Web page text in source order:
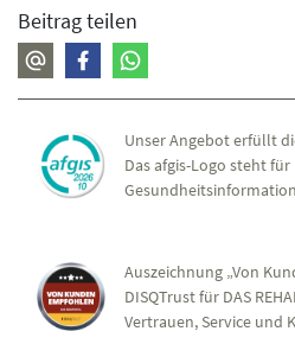
Beitrag teilen
Unser Angebot erfüllt
Das afgis-Logo steht
Auszeichnung „Von
DISQTrust für DAS
Vertrauen, Service und